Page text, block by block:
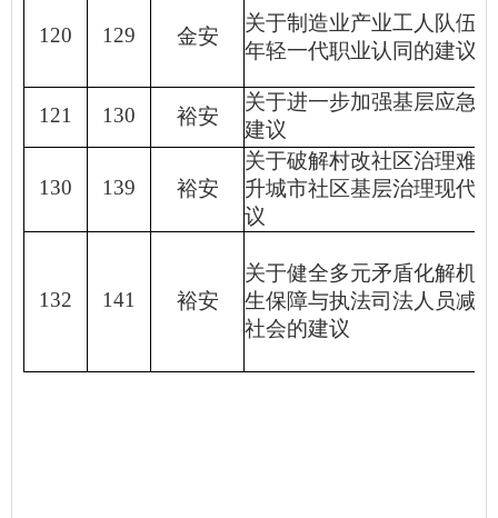
120 129 金安
关于制造业产业工人队伍
年轻一代职业认同的建议
121 130 裕安
关于进一步加强基层应急
建议
130 139 裕安
关于破解村改社区治理难
升城市社区基层治理现代
议
132 141 裕安
关于健全多元矛盾化解机
生保障与执法司法人员减
社会的建议